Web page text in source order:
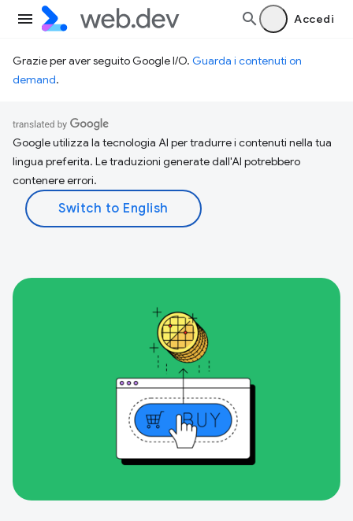
Accedi
Grazie per aver seguito Google I/O. Guarda i contenuti on
demand.
Google utilizza la tecnologia AI per tradurre i contenuti nella tua
lingua preferita. Le traduzioni generate dall'AI potrebbero
contenere errori.